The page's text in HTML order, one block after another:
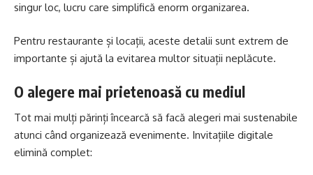
singur loc, lucru care simplifică enorm organizarea.
Pentru restaurante și locații, aceste detalii sunt extrem de
importante și ajută la evitarea multor situații neplăcute.
O alegere mai prietenoasă cu mediul
Tot mai mulți părinți încearcă să facă alegeri mai sustenabile
atunci când organizează evenimente. Invitațiile digitale
elimină complet: